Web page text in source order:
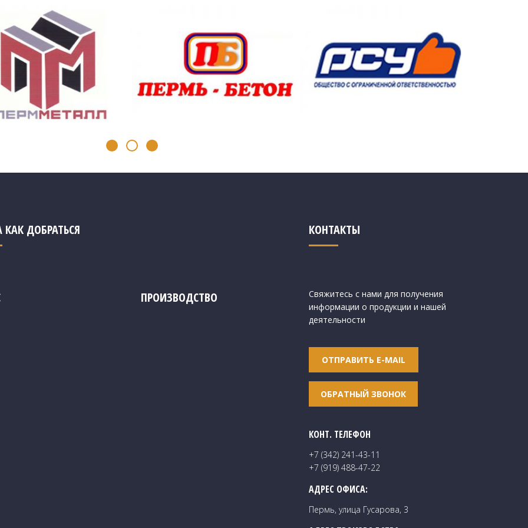
КАК ДОБРАТЬСЯ КОНТАКТЫ
ПРОИЗВОДСТВО
Свяжитесь с нами для получения
информации о продукции и нашей
деятельности
ОТПРАВИТЬ E-MAIL
ОБРАТНЫЙ ЗВОНОК
КОНТ. ТЕЛЕФОН
+7 (342) 241-43-11
+7 (919) 488-47-22
АДРЕС ОФИСА:
Пермь, улица Гусарова, 3